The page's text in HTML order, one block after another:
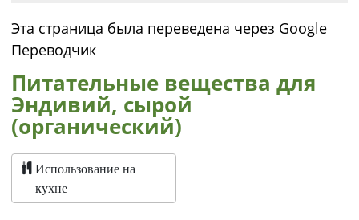
Эта страница была переведена через Google
Переводчик
Питательные вещества для
Эндивий, сырой
(органический)
Использование на
кухне